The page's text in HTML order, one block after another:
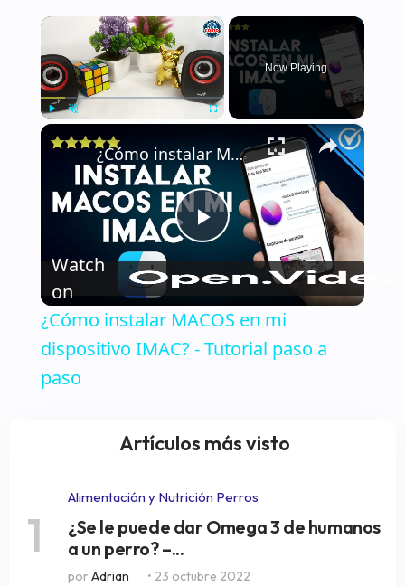
×
Now Playing
×
Play
Video
¿Cómo instalar MACOS en mi dispositivo IMAC? - Tutorial paso a paso
Watch
on
¿Cómo instalar MACOS en mi
dispositivo IMAC? - Tutorial paso a
paso
Artículos más visto
1
Alimentación y Nutrición Perros
¿Se le puede dar Omega 3 de humanos
a un perro? –...
por Adrian • 23 octubre 2022